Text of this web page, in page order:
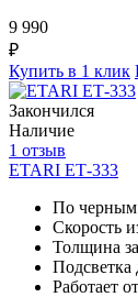
9 990
₽
Купить в 1 клик
Закончился
Наличие
1 отзыв
ETARI ЕТ-333
По черным
Скорость
Толщина
Подсветка
Работает